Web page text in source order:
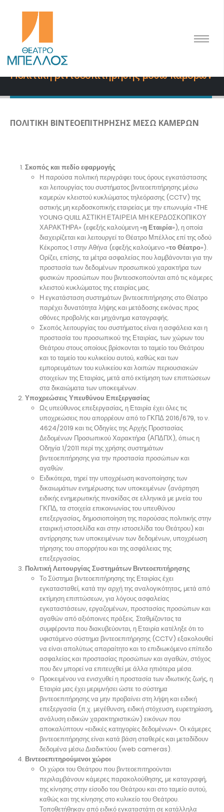
HOME ΠΟΛΙΤΙΚΗ ΒΙΝΤΕΟΕΠΙΤΗΡΗΣΗΣ ΜΕΣΩ ΚΑΜΕΡΩΝ
Πολιτική βιντεοεπιτήρησης μέσω καμερών
ΠΟΛΙΤΙΚΗ ΒΙΝΤΕΟΕΠΙΤΗΡΗΣΗΣ ΜΕΣΩ ΚΑΜΕΡΩΝ
Σκοπός και πεδίο εφαρμογής
Η παρούσα πολιτική περιγράφει τους όρους εγκατάστασης
και λειτουργίας του συστήματος βιντεοεπιτήρησης μέσω
καμερών κλειστού κυκλώματος τηλεόρασης (CCTV) της
αστικής μη κερδοσκοπικής εταιρείας με την επωνυμία «THE
YOUNG QUILL ΑΣΤΙΚΗ ΕΤΑΙΡΕΙΑ ΜΗ ΚΕΡΔΟΣΚΟΠΙΚΟΥ
ΧΑΡΑΚΤΗΡΑ» (εφεξής καλούμενη «η Εταιρία»), η οποία
διαχειρίζεται και λειτουργεί το Θέατρο Μπέλλος επί της οδού
Κέκροπος 1 στην Αθήνα (εφεξής καλούμενο «το Θέατρο»).
Ορίζει, επίσης, τα μέτρα ασφαλείας που λαμβάνονται για την
προστασία των δεδομένων προσωπικού χαρακτήρα των
φυσικών προσώπων που βιντεοσκοπούνται από τις κάμερες
κλειστού κυκλώματος της εταιρίας μας.
Η εγκατάσταση συστημάτων βιντεοεπιτήρησης στο Θέατρο
παρέχει δυνατότητα λήψης και μετάδοσης εικόνας προς
οθόνες προβολής και μηχάνημα καταγραφής.
Σκοπός λειτουργίας του συστήματος είναι η ασφάλεια και η
προστασία του προσωπικού της Εταιρίας, των χώρων του
Θεάτρου στους οποίους βρίσκονται το ταμείο του Θεάτρου
και το ταμείο του κυλικείου αυτού, καθώς και των
εμπορευμάτων του κυλικείου και λοιπών περιουσιακών
στοιχείων της Εταιρίας, μετά από εκτίμηση των επιπτώσεων
στα δικαιώματα των υποκειμένων.
Υποχρεώσεις Υπευθύνου Επεξεργασίας
Ως υπεύθυνος επεξεργασίας, η Εταιρία έχει όλες τις
υποχρεώσεις που απορρέουν από το ΓΚΠΔ 2016/679, το ν.
4624/2019 και τις Οδηγίες της Αρχής Προστασίας
Δεδομένων Προσωπικού Χαρακτήρα (ΑΠΔΠΧ), όπως η
Οδηγία 1/2011 περί της χρήσης συστημάτων
βιντεοεπιτήρησης για την προστασία προσώπων και
αγαθών.
Ειδικότερα, τηρεί την υποχρέωση ικανοποίησης των
δικαιωμάτων ενημέρωσης των υποκειμένων (ανάρτηση
ειδικής ενημερωτικής πινακίδας σε ελληνικά με μνεία του
ΓΚΠΔ, τα στοιχεία επικοινωνίας του υπευθύνου
επεξεργασίας, δημοσιοποίηση της παρούσας πολιτικής στην
εταιρική ιστοσελίδα και στην ιστοσελίδα του Θεάτρου) και
αντίρρησης των υποκειμένων των δεδομένων, υποχρέωση
τήρησης του απορρήτου και της ασφάλειας της
επεξεργασίας.
Πολιτική Λειτουργίας Συστημάτων Βιντεοεπιτήρησης
Το Σύστημα βιντεοεπιτήρησης της Εταιρίας έχει
εγκατασταθεί, κατά την αρχή της αναλογικότητας, μετά από
εκτίμηση επιπτώσεων, για λόγους ασφαλείας
εγκαταστάσεων, εργαζομένων, προστασίας προσώπων και
αγαθών από αξιόποινες πράξεις. Σταθμίζοντας τα
συμφέροντα που διακυβεύονται, η Εταιρία κατέληξε ότι το
υφιστάμενο σύστημα βιντεοεπιτήρησης (CCTV) εξακολουθεί
να είναι απολύτως απαραίτητο και το επιδιωκόμενο επίπεδο
ασφαλείας και προστασίας προσώπων και αγαθών, στόχος
που δεν μπορεί να επιτευχθεί με άλλα ηπιότερα μέσα.
Προκειμένου να ενισχυθεί η προστασία των ιδιωτικής ζωής, η
Εταιρία μας έχει μεριμνήσει ώστε το σύστημα
βιντεοεπιτήρησης να μην προβαίνει στη λήψη και ειδική
επεξεργασία (π.χ. μεγέθυνση, ειδική στόχευση, ευρετηρίαση,
ανάλυση ειδικών χαρακτηριστικών) εικόνων που
αποκαλύπτουν «ειδικές κατηγορίες δεδομένων». Οι κάμερες
βιντεοεπιτήρησης είναι κατά βάση σταθερές και μεταδίδουν
δεδομένα μέσω Διαδικτύου (web cameras).
Βιντεοεπιτηρούμενοι χώροι
Οι χώροι του Θεάτρου που βιντεοεπιτηρούνται
περιλαμβάνουν κάμερες παρακολούθησης, με καταγραφή,
της κίνησης στην είσοδο του Θεάτρου και στο ταμείο αυτού,
καθώς και της κίνησης στο κυλικείο του Θεάτρου.
Τοποθετήθηκαν από ειδικό εγκαταστάτη σε κατάλληλα